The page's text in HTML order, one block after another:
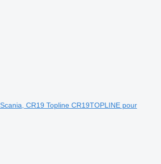
CR19 Topline CR19TOPLINE pour